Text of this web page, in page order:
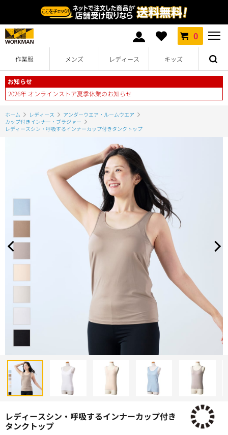
0
作業服 メンズ レディース キッズ
お知らせ
2026年 オンラインストア夏季休業のお知らせ
ホーム レディース
アンダーウエア・ルームウエア
カップ付きインナー・ブラジャー
レディースシン・呼吸するインナーカップ付きタンクトップ
レディースシン・呼吸するインナーカップ付き
タンクトップ